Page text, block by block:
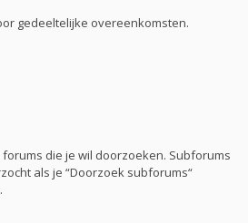
gedeeltelijke overeenkomsten.
die je wil doorzoeken. Subforums
als je “Doorzoek subforums“